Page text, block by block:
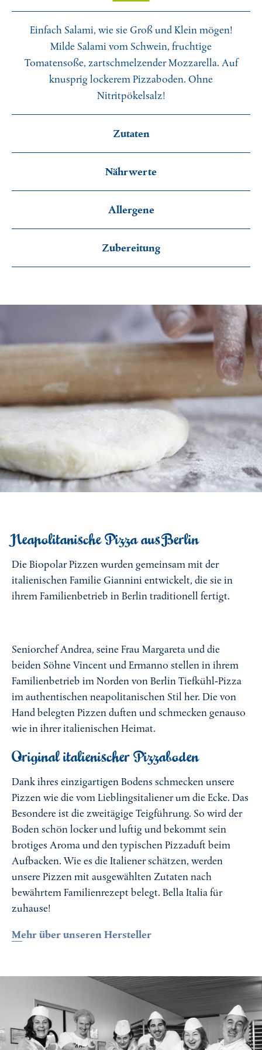
Unser Klima-Bewusstsein
Einfach Salami, wie sie Groß und Klein mögen!
Milde Salami vom Schwein, fruchtige
Tomatensoße, zartschmelzender Mozzarella. Auf
knusprig lockerem Pizzaboden. Ohne
Nitritpökelsalz!
Zutaten
Nährwerte
Nährwerte: je 100 g
Fett
7,6 g
davon gesättigte Fettsäuren
1,5 g
Allergene
Zubereitung
Ober- und Unterhitze: 6 bis 8 Minuten bei
250 °C
Heißluft: 6 bis 8 Minuten bei 230 °C
Neapolitanische Pizza aus Berlin
Die Biopolar Pizzen wurden gemeinsam mit der
italienischen Familie Giannini entwickelt, die sie in
ihrem Familienbetrieb in Berlin traditionell fertigt.
Seniorchef Andrea, seine Frau Margareta und die
beiden Söhne Vincent und Ermanno stellen in ihrem
Familienbetrieb im Norden von Berlin Tiefkühl-Pizza
im authentischen neapolitanischen Stil her. Die von
Hand belegten Pizzen duften und schmecken genauso
wie in ihrer italienischen Heimat.
Original italienischer Pizzaboden
Dank ihres einzigartigen Bodens schmecken unsere
Pizzen wie die vom Lieblingsitaliener um die Ecke. Das
Besondere ist die zweitägige Teigführung. So wird der
Boden schön locker und luftig und bekommt sein
brotiges Aroma und den typischen Pizzaduft beim
Aufbacken. Wie es die Italiener schätzen, werden
unsere Pizzen mit ausgewählten Zutaten nach
bewährtem Familienrezept belegt. Bella Italia für
zuhause!
Mehr über unseren Hersteller